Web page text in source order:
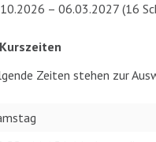
– 06.03.2027 (16
Kurszeiten
Zeiten stehen zur